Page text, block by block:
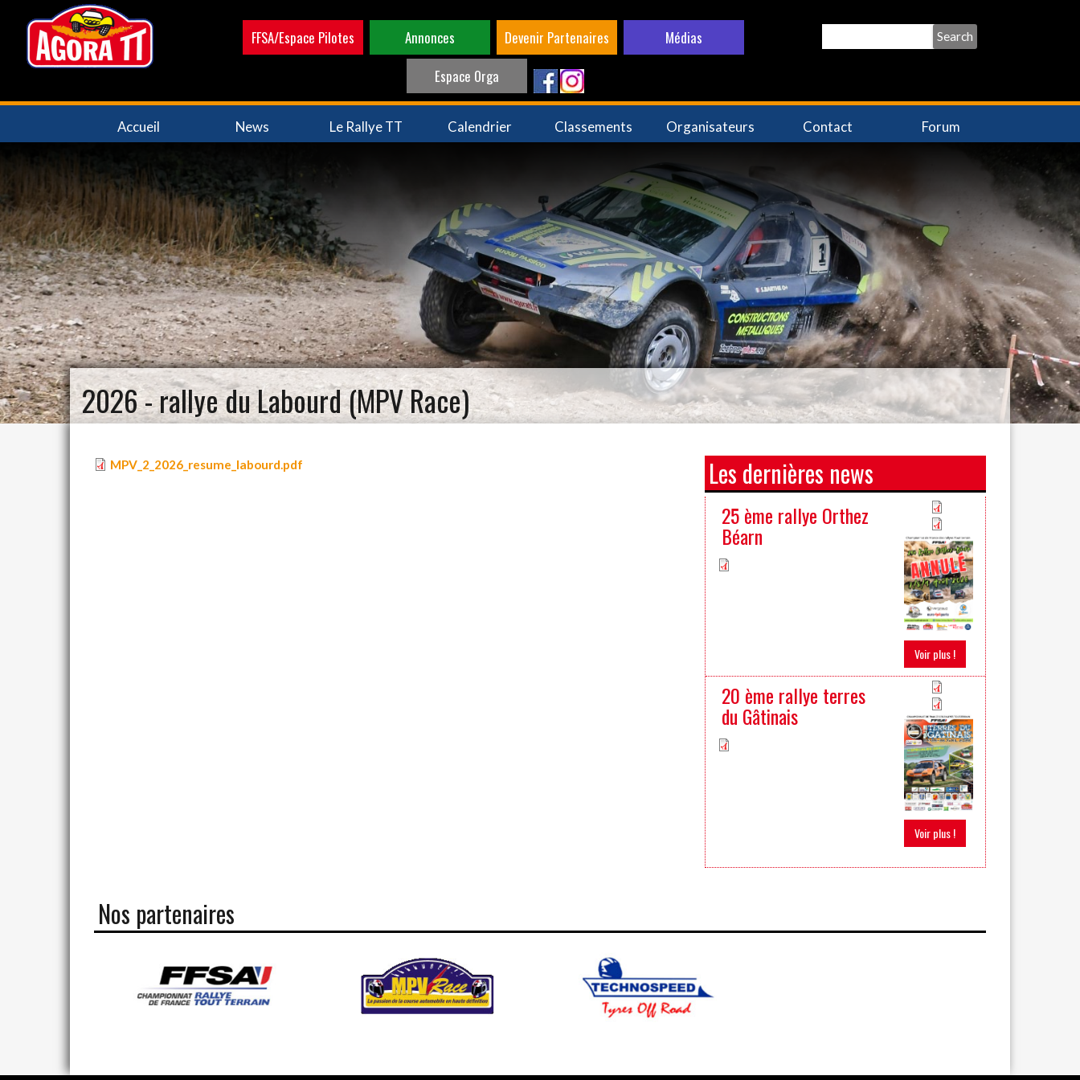
contenu
principal
FFSA/Espace Pilotes Annonces Devenir Partenaires
Médias
Espace Orga
Navigation
principale
Accueil News Le Rallye TT Calendrier Classements Organisateurs Contact Forum
2026 - rallye du Labourd (MPV Race)
MPV_2_2026_resume_labourd.pdf Les dernières news
25 ème rallye Orthez
Béarn
Voir plus !
20 ème rallye terres
du Gâtinais
Voir plus !
Nos partenaires